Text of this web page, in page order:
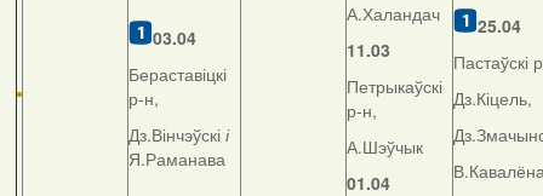
03.04
Бераставіцкі
р-н,
Дз.Вінчэўскі і
Я.Раманава
А.Халандач
11.03
Петрыкаўскі
р-н,
А.Шэўчык
01.04
25.04
Пастаўскі
Дз.Кіцель,